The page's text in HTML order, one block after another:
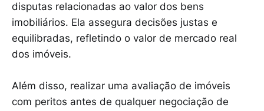
disputas relacionadas ao valor dos bens
imobiliários. Ela assegura decisões justas e
equilibradas, refletindo o valor de mercado real
dos imóveis.
Além disso, realizar uma avaliação de imóveis
com peritos antes de qualquer negociação de